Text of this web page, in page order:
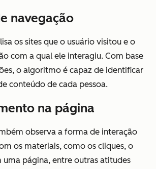
navegação
os sites que o usuário visitou e o
com a qual ele interagiu. Com base
o algoritmo é capaz de identificar
conteúdo de cada pessoa.
na página
observa a forma de interação
os materiais, como os cliques, o
página, entre outras atitudes